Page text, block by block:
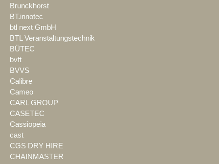
Brunckhorst
BT.innotec
btl next GmbH
BTL Veranstaltungstechnik
BÜTEC
bvft
BVVS
Calibre
Cameo
CARL GROUP
CASETEC
Cassiopeia
cast
CGS DRY HIRE
CHAINMASTER